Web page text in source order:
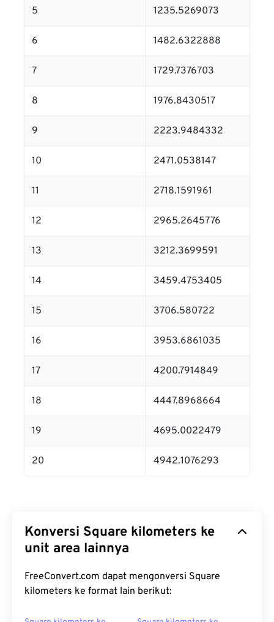
5 1235.5269073
6 1482.6322888
7 1729.7376703
8 1976.8430517
9 2223.9484332
10 2471.0538147
11 2718.1591961
12 2965.2645776
13 3212.3699591
14 3459.4753405
15 3706.580722
16 3953.6861035
17 4200.7914849
18 4447.8968664
19 4695.0022479
20 4942.1076293
Konversi Square kilometers ke
unit area lainnya
FreeConvert.com dapat mengonversi Square
kilometers ke format lain berikut: